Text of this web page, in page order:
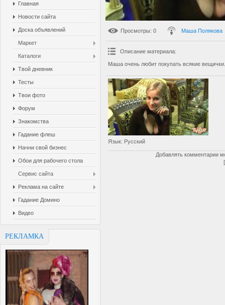
Главная
Новости сайта
Доска объявлений
Маркет
Каталоги
Твой дневник
Тесты
Твои фото
Форум
Знакомства
Гадание флеш
Начни свой бизнес
Обои для рабочего стола
Сервис сайта
Реклама на сайте
Гадание Домино
Видео
РЕКЛАМКА
Просмотры: 0 Маша Полякова
Описание материала:
Маша очень любит покупать всякие
Язык: Русский
Добавлять комментарии